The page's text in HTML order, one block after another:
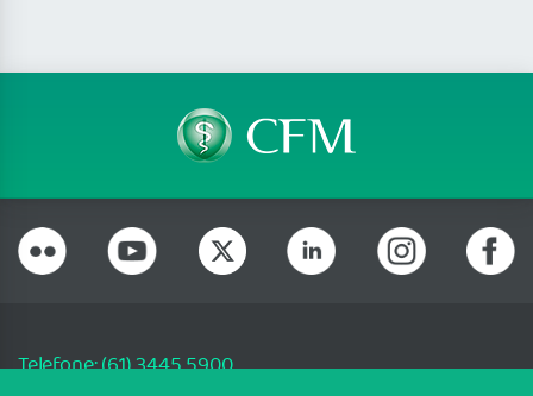
Telefone: (61) 3445 5900